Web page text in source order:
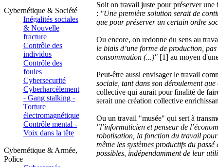
Cybernétique & Société
Inégalités sociales
& Nouvelle
fracture
Contrôle des
individus
Contrôle des
foules
Cybersecurité
Cyberharcèlement
- Gang stalking -
Torture
électromagnétique
Contrôle mental -
Voix dans la tête
Cybernétique & Armée,
Police
Soit on travail juste pour préserver
: "Une première solution serait de
que pour préserver un certain ordre
Ou encore, on redonne du sens au
le biais d’une forme de production,
consommation (...)" [1] au moyen
Peut-être aussi envisager le travail
sociale, tant dans son déroulement
collective qui aurait pour finalité de
serait une création collective
Ou un travail "musée" qui sert à
"l’informaticien et penseur de
robotisation, la fonction du travail
même les systèmes productifs du
possibles, indépendamment de leur